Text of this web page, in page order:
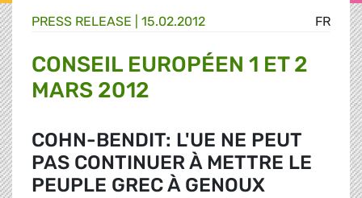
FR
PRESS RELEASE 15.02.2012
CONSEIL EUROPÉEN 1 ET 2
MARS 2012
COHN-BENDIT: L'UE NE PEUT
PAS CONTINUER À METTRE LE
PEUPLE GREC À GENOUX